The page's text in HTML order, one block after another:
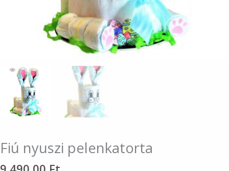
Fiú nyuszi pelenkatorta